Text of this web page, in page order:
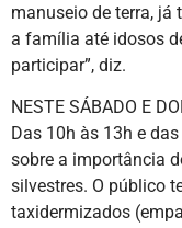
manuseio de terra, já
a família até idosos
participar”, diz.
NESTE SÁBADO E
Das 10h às 13h e
sobre a importância
silvestres. O público
taxidermizados